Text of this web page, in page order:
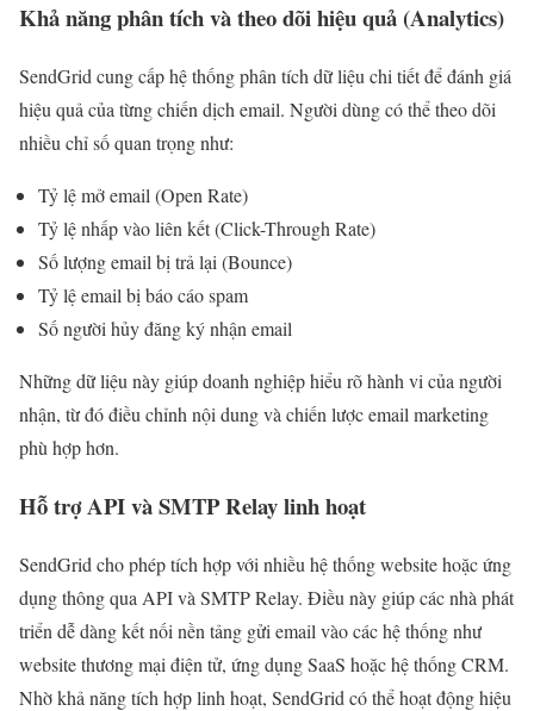
Khả năng phân tích và theo dõi hiệu quả (Analytics)
SendGrid cung cấp hệ thống phân tích dữ liệu chi tiết để đánh giá
hiệu quả của từng chiến dịch email. Người dùng có thể theo dõi
nhiều chỉ số quan trọng như:
Tỷ lệ mở email (Open Rate)
Tỷ lệ nhấp vào liên kết (Click-Through Rate)
Số lượng email bị trả lại (Bounce)
Tỷ lệ email bị báo cáo spam
Số người hủy đăng ký nhận email
Những dữ liệu này giúp doanh nghiệp hiểu rõ hành vi của người
nhận, từ đó điều chỉnh nội dung và chiến lược email marketing
phù hợp hơn.
Hỗ trợ API và SMTP Relay linh hoạt
SendGrid cho phép tích hợp với nhiều hệ thống website hoặc ứng
dụng thông qua API và SMTP Relay. Điều này giúp các nhà phát
triển dễ dàng kết nối nền tảng gửi email vào các hệ thống như
website thương mại điện tử, ứng dụng SaaS hoặc hệ thống CRM.
Nhờ khả năng tích hợp linh hoạt, SendGrid có thể hoạt động hiệu